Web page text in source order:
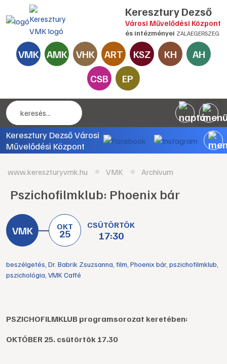
Keresztury Dezső
Városi Művelődési Központ
és intézményei ZALAEGERSZEG
VMK AMK VHK ART KSZ KH
AH
CSB
EP
Keresztury Dezső Városi
Művelődési Központ
www.kereszturyvmk.hu VMK Archívum
Pszichofilmklub: Phoenix bár
OKT
25
CSÜTÖRTÖK
17:30
beszélgetés Dr. Babrik Zsuzsanna film Phoenix bár, pszichofilmklub
pszichológia VMK Caffé
PSZICHOFILMKLUB programsorozat keretében:
OKTÓBER 25. csütörtök 17.30